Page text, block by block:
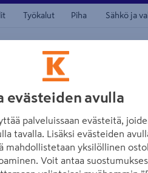
Työkalut Piha Sähkö ja
Adapteri
Tuotenumero
evästeiden avulla
palveluissaan evästeitä,
tavalla. Lisäksi evästeiden
mahdollistetaan yksilöllinen
Voit antaa